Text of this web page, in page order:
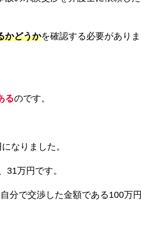
かどうかを確認する必要がありま
るのです。
なりました。
万円です。
分で交渉した金額である100万円